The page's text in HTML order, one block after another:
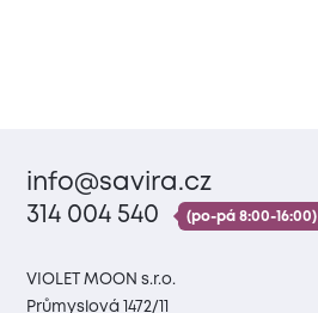
info@savira.cz
314 004 540
(po-pá 8:00-16:00)
VIOLET MOON s.r.o.
Průmyslová 1472/11